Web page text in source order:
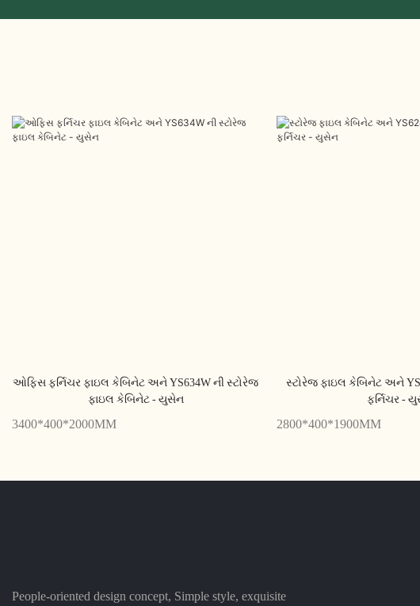
ઓફિસ ફર્નિચર ફાઇલ કેબિનેટ અને YS634W ની સ્ટોરેજ
ફાઇલ કેબિનેટ - યુસેન
3400*400*2000MM
સ્ટોરેજ ફાઇલ કેબિનેટ અને
ફર્નિચર -
2800*400*1900MM
People-oriented design concept, Simple style, exquisite